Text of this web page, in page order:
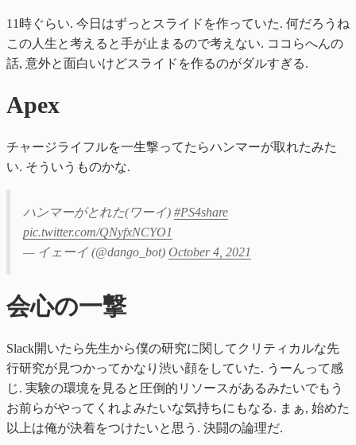
11時ぐらい. 今日はずっとスライドを作っていた. 何だろうね
この人生と考えると手が止まるので考えない. ココらへんの
話, 意外と面白いけどスライドを作るのがダルすぎる.
Apex
チャージライフルを一生撃ってたらハンマーが取れたみた
い. そういうものかな.
ハンマーがとれた(ワーイ) #PS4share
pic.twitter.com/QNyfxNCYO1
— イェーイ (@dango_bot) October 4, 2021
会心の一撃
Slack開いたら先生から僕の研究に関してクリティカルな先
行研究が見つかってかなり渋い顔をしていた. うーんって感
じ. 実験の環境を見ると圧倒的リソースがあるみたいでもう
お前らがやってくれよみたいな気持ちにもなる. まぁ, 始めた
以上は俺が決着をつけたいと思う. 決闘の論理だ.